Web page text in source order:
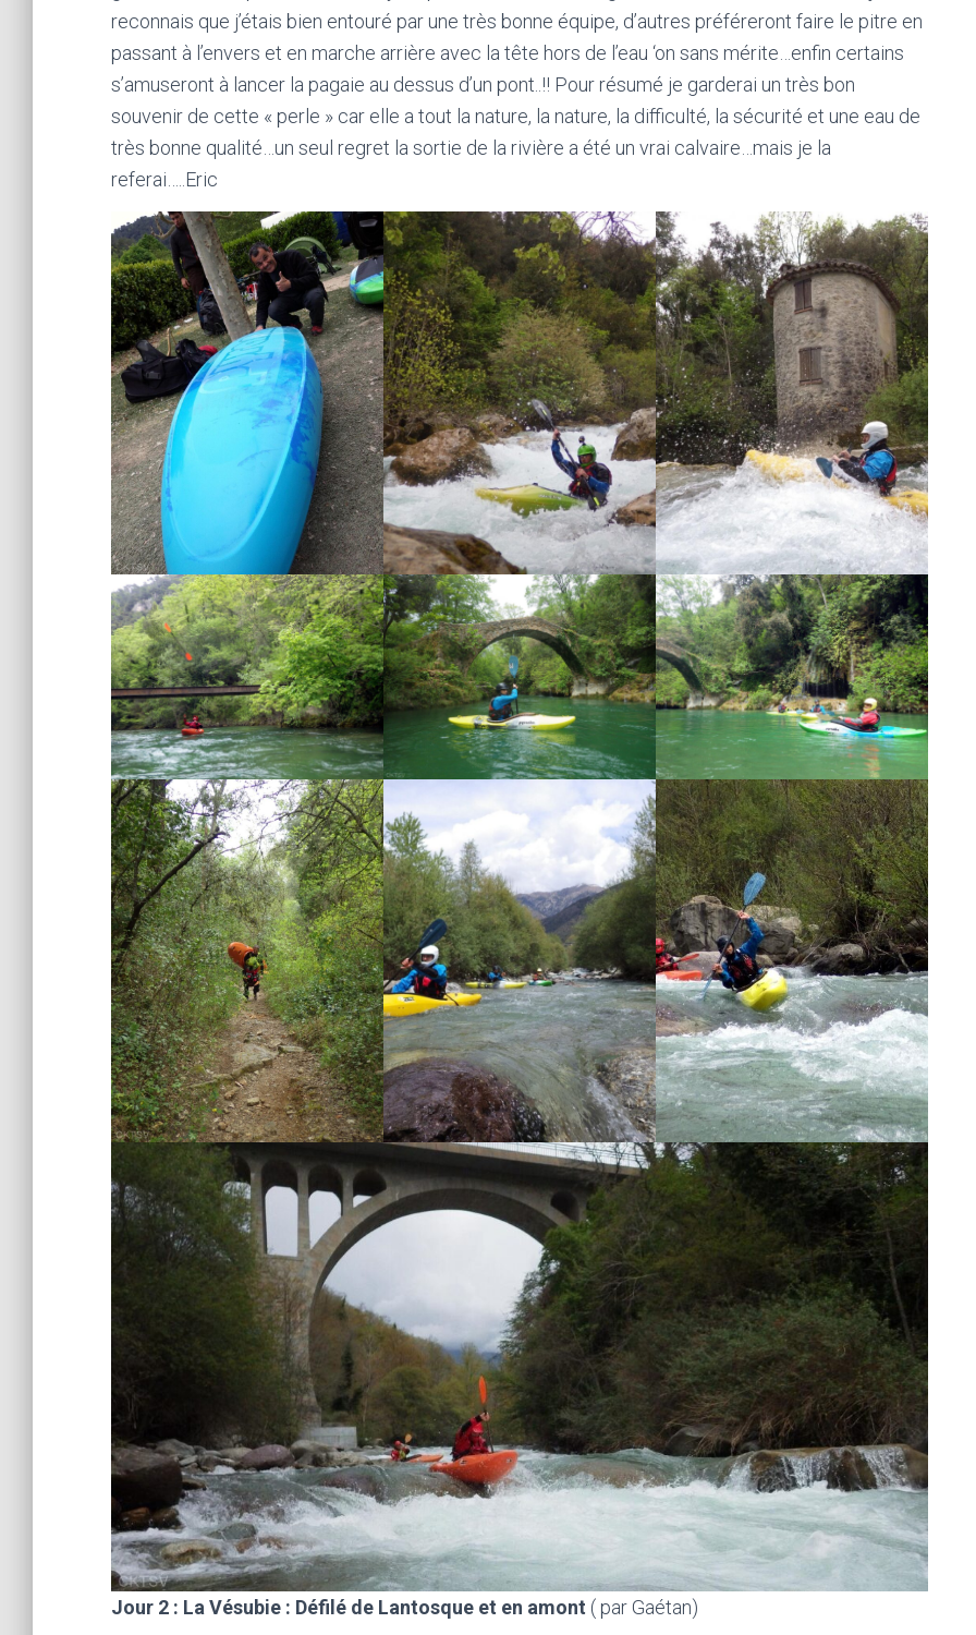
reconnais que j’étais bien entouré par une très bonne équipe, d’autres préféreront faire le pitre en
passant à l’envers et en marche arrière avec la tête hors de l’eau ‘on sans mérite…enfin certains
s’amuseront à lancer la pagaie au dessus d’un pont..!! Pour résumé je garderai un très bon
souvenir de cette « perle » car elle a tout la nature, la nature, la difficulté, la sécurité et une eau de
très bonne qualité…un seul regret la sortie de la rivière a été un vrai calvaire…mais je la
referai…..Eric
Jour 2 : La Vésubie : Défilé de Lantosque et en amont ( par Gaétan)